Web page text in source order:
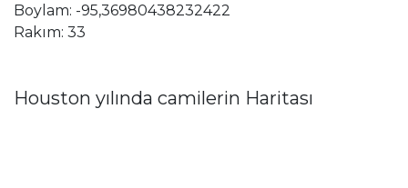
Boylam: -95,36980438232422
Rakım: 33
Houston yılında camilerin Haritası